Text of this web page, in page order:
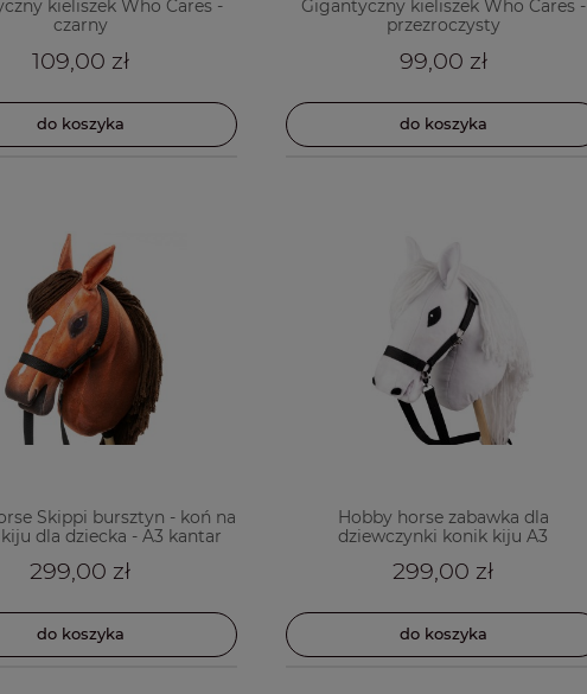
kieliszek Who Cares -
czarny
109,00 zł
do koszyka
Gigantyczny kieliszek Who Cares -
przezroczysty
99,00 zł
do koszyka
Skippi bursztyn - koń na
dla dziecka - A3 kantar
299,00 zł
do koszyka
Hobby horse zabawka dla
dziewczynki konik kiju A3
299,00 zł
do koszyka